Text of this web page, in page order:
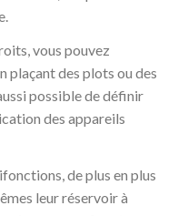
vous pouvez
plaçant des plots ou des
possible de définir
des appareils
de plus en plus
leur réservoir à